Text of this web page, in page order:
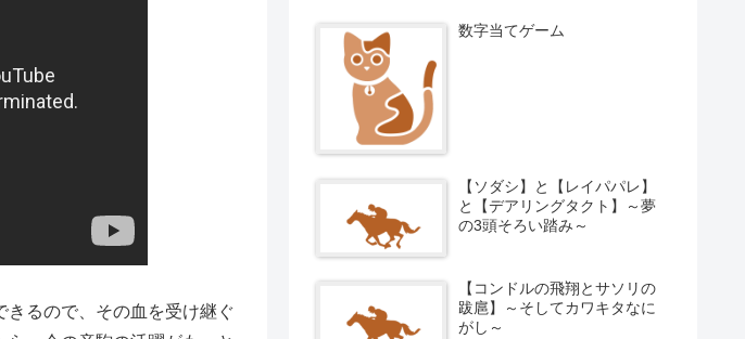
きるので、その血を受け継ぐ
数字当てゲーム
【ソダシ】と【レイパパレ】
と【デアリングタクト】～夢
の3頭そろい踏み～
【コンドルの飛翔とサソリの
跋扈】～そしてカワキタなに
がし～